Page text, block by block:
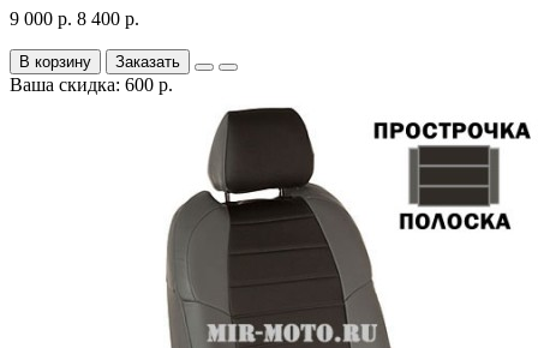
9 000 р. 8 400 р.
В корзину Заказать
Ваша скидка: 600 р.